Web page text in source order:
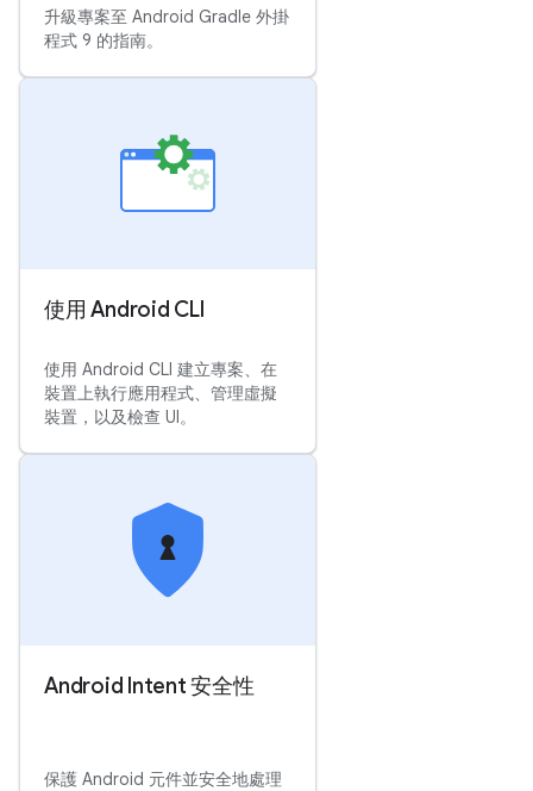
升級專案至 Android Gradle 外掛
程式 9 的指南。
使用 Android CLI
使用 Android CLI 建立專案、在
裝置上執行應用程式、管理虛擬
裝置，以及檢查 UI。
Android Intent 安全性
保護 Android 元件並安全地處理